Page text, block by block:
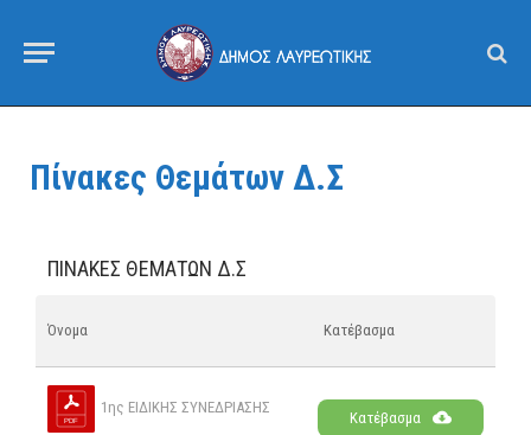
Πίνακες Θεμάτων Δ.Σ
ΠΊΝΑΚΕΣ ΘΕΜΆΤΩΝ Δ.Σ
Όνομα Κατέβασμα
1ης ΕΙΔΙΚΗΣ ΣΥΝΕΔΡΙΑΣΗΣ
Κατέβασμα